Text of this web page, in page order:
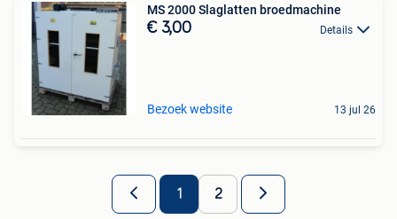
MS 2000 Slaglatten broedmachine
€ 3,00 Details
Bezoek website 13 jul 26
1 2